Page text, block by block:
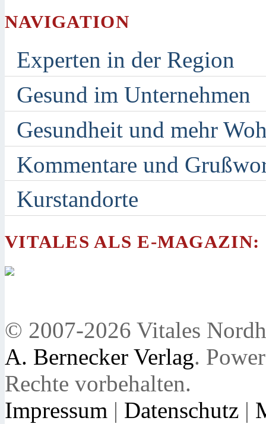
NAVIGATION
Experten in der Region
Gesund im Unternehmen
Gesundheit und mehr
Kommentare und
Kurstandorte
VITALES ALS E-MAGAZIN:
© 2007-2026 Vitales
A. Bernecker Verlag.
Rechte vorbehalten.
Impressum | Datenschutz |